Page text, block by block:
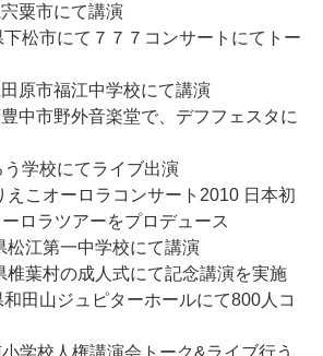
粟市にて講演
市にて７７７コンサートにてトー
原市福江中学校にて講演
市野外音楽堂で、デフフェスタに
校にてライブ出演
オーロラコンサート2010 日本初
ロラツアーをプロデュース
第一中学校にて講演
村の成人式にて記念講演を実施
山ジュピターホールにて800人コ
学校人権講演会トーク&ライブ行う